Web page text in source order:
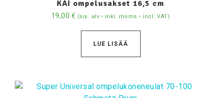
KAI ompelusakset 16,5 cm
19,00 € (sis. alv • inkl. moms • incl. VAT)
LUE LISÄÄ